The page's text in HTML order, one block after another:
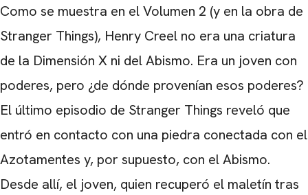
Como se muestra en el Volumen 2 (y en la obra de
Stranger Things), Henry Creel no era una criatura
de la Dimensión X ni del Abismo. Era un joven con
poderes, pero ¿de dónde provenían esos poderes?
El último episodio de Stranger Things reveló que
entró en contacto con una piedra conectada con el
Azotamentes y, por supuesto, con el Abismo.
Desde allí, el joven, quien recuperó el maletín tras